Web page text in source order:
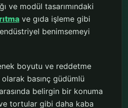
ve modül tasarımındaki
ve gıda işleme gibi
benimsemeyi
boyutu ve reddetme
basınç güdümlü
belirgin bir konuma
tortular gibi daha kaba